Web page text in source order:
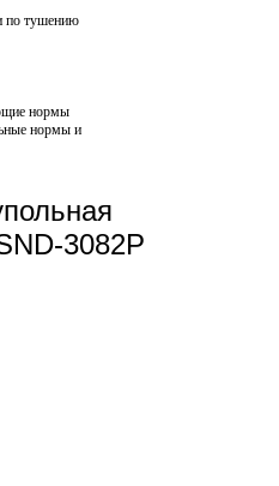
по тушению
нормы
нормы и
3082P